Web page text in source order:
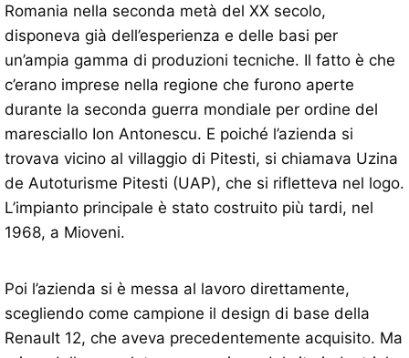
Romania nella seconda metà del XX secolo,
disponeva già dell’esperienza e delle basi per
un’ampia gamma di produzioni tecniche. Il fatto è che
c’erano imprese nella regione che furono aperte
durante la seconda guerra mondiale per ordine del
maresciallo Ion Antonescu. E poiché l’azienda si
trovava vicino al villaggio di Pitesti, si chiamava Uzina
de Autoturisme Pitesti (UAP), che si rifletteva nel logo.
L’impianto principale è stato costruito più tardi, nel
1968, a Mioveni.
Poi l’azienda si è messa al lavoro direttamente,
scegliendo come campione il design di base della
Renault 12, che aveva precedentemente acquisito. Ma